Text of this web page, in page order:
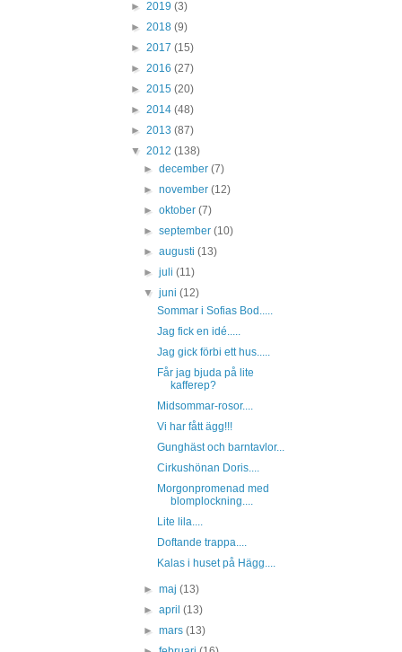
► 2019 (3)
► 2018 (9)
► 2017 (15)
► 2016 (27)
► 2015 (20)
► 2014 (48)
► 2013 (87)
▼ 2012 (138)
►december(7)
►november(12)
►oktober(7)
►september(10)
►augusti(13)
►juli(11)
▼juni(12)
Sommar i Sofias Bod.....
Jag fick en idé.....
Jag gick förbi ett hus.....
Får jag bjuda på lite
kafferep?
Midsommar-rosor....
Vi har fått ägg!!!
Gunghäst och barntavlor...
Cirkushönan Doris....
Morgonpromenad med
blomplockning....
Lite lila....
Doftande trappa....
Kalas i huset på Hägg....
►maj(13)
►april(13)
►mars(13)